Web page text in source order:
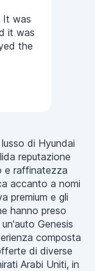
It was
it was
the
di Hyundai
reputazione
e raffinatezza
accanto a nomi
premium e gli
hanno preso
Genesis
composta
di diverse
Arabi Uniti, in